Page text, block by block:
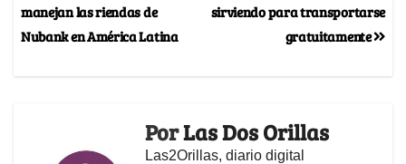
sirviendo para transportarse
gratuitamente
manejan las riendas de
Nubank en América Latina
PorLas Dos Orillas
Las2Orillas, diario digital